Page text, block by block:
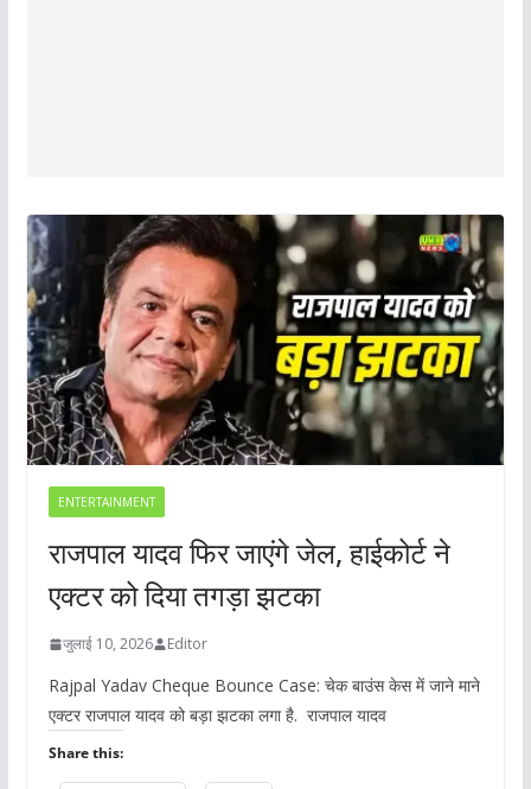
ENTERTAINMENT
राजपाल यादव फिर जाएंगे जेल, हाईकोर्ट ने
एक्टर को दिया तगड़ा झटका
जुलाई 10, 2026 Editor
Rajpal Yadav Cheque Bounce Case: चेक बाउंस केस में जाने माने
एक्टर राजपाल यादव को बड़ा झटका लगा है. राजपाल यादव
Share this: